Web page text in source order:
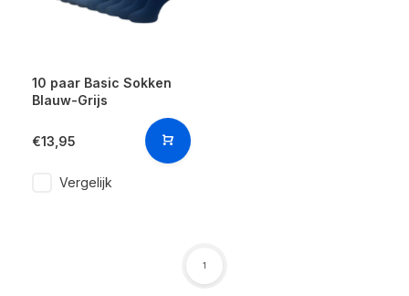
10 paar Basic Sokken
Blauw-Grijs
€13,95
Vergelijk
1